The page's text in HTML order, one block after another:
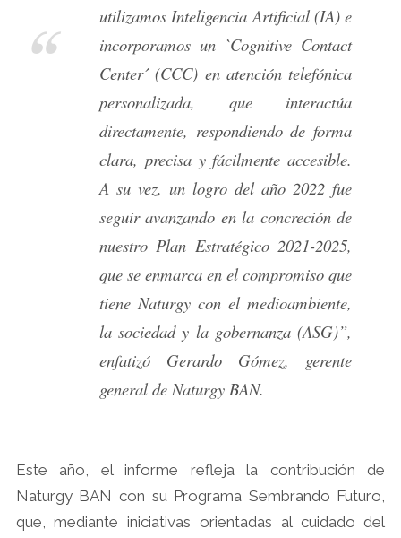
utilizamos Inteligencia Artificial (IA) e
incorporamos un `Cognitive Contact
Center´ (CCC) en atención telefónica
personalizada, que interactúa
directamente, respondiendo de forma
clara, precisa y fácilmente accesible.
A su vez, un logro del año 2022 fue
seguir avanzando en la concreción de
nuestro Plan Estratégico 2021-2025,
que se enmarca en el compromiso que
tiene Naturgy con el medioambiente,
la sociedad y la gobernanza (ASG)”,
enfatizó Gerardo Gómez, gerente
general de Naturgy BAN.
Este año, el informe refleja la contribución de
Naturgy BAN con su Programa Sembrando Futuro,
que, mediante iniciativas orientadas al cuidado del